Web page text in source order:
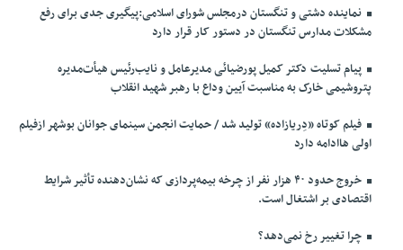
نماینده دشتی و تنگستان درمجلس شورای اسلامی:پیگیری جدی برای رفع
مشکلات مدارس تنگستان در دستور کار قرار دارد
پیام تسلیت دکتر کمیل پورضیائی مدیرعامل و نایب‌رئیس هیأت‌مدیره
پتروشیمی خارک به مناسبت آیین وداع با رهبر شهید انقلاب
فیلم کوتاه «دِریازاده» تولید شد / حمایت انجمن سینمای جوانان بوشهر ازفیلم
اولی هاادامه دارد
خروج حدود ۴۰ هزار نفر از چرخه بیمه‌پردازی که نشان‌دهنده تأثیر شرایط
اقتصادی بر اشتغال است.
چرا تغییر رخ نمی‌دهد؟